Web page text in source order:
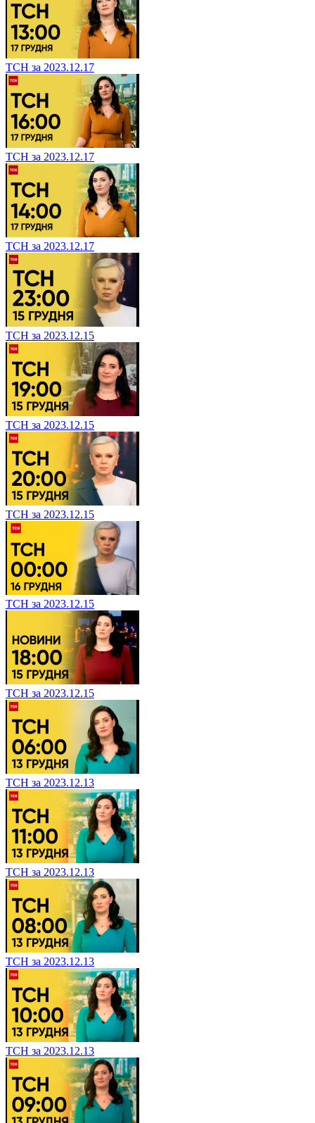
ТСН за 2023.12.17
ТСН за 2023.12.17
ТСН за 2023.12.17
ТСН за 2023.12.15
ТСН за 2023.12.15
ТСН за 2023.12.15
ТСН за 2023.12.15
ТСН за 2023.12.15
ТСН за 2023.12.13
ТСН за 2023.12.13
ТСН за 2023.12.13
ТСН за 2023.12.13